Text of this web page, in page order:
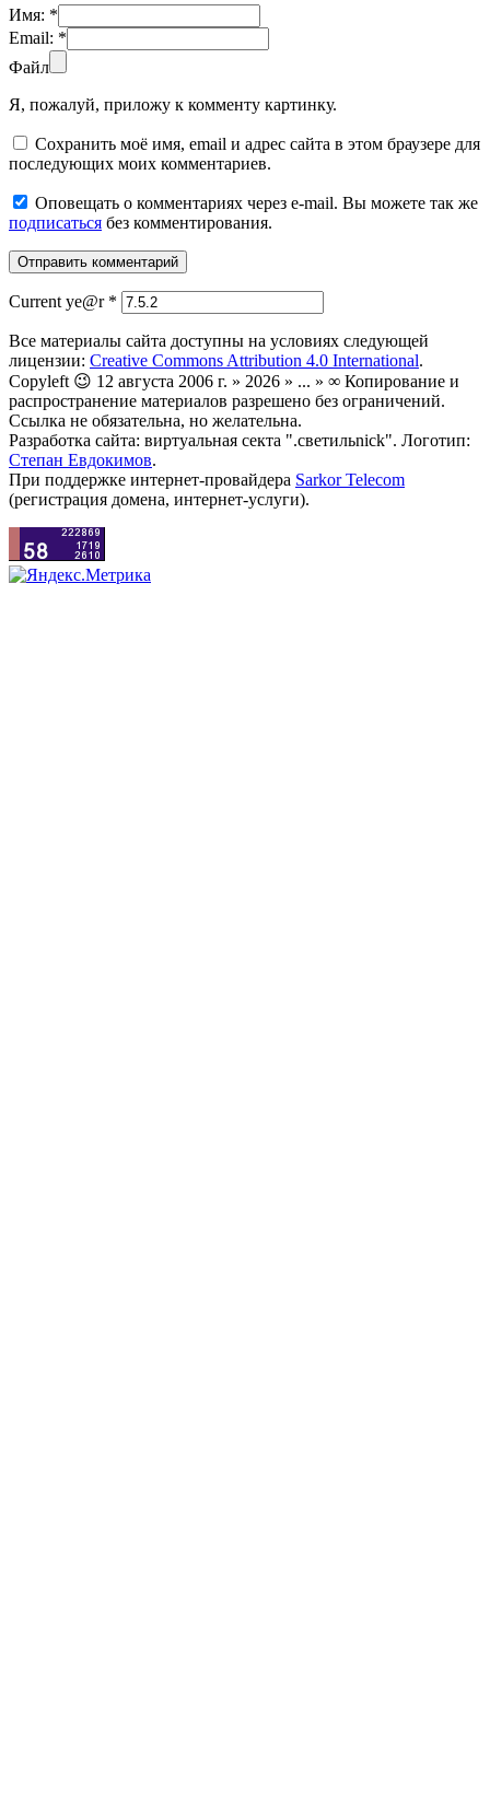
Имя: *
Email: *
Файл
Я, пожалуй, приложу к комменту картинку.
Сохранить моё имя, email и адрес сайта в этом браузере для
последующих моих комментариев.
Оповещать о комментариях через e-mail. Вы можете так же
подписаться без комментирования.
Current ye@r *
Все материалы сайта доступны на условиях следующей
лицензии: Creative Commons Attribution 4.0 International.
Copyleft 😉 12 августа 2006 г. » 2026 » ... » ∞ Копирование и
распространение материалов разрешено без ограничений.
Ссылка не обязательна, но желательна.
Разработка сайта: виртуальная секта ".светильnick". Логотип:
Степан Евдокимов.
При поддержке интернет-провайдера Sarkor Telecom
(регистрация домена, интернет-услуги).